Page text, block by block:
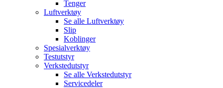
Tenger
Luftverktøy
Se alle Luftverktøy
Slip
Koblinger
Spesialverktøy
Testutstyr
Verkstedutstyr
Se alle Verkstedutstyr
Servicedeler